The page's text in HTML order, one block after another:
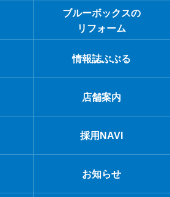
ブルーボックスの
リフォーム
情報誌ぶぶる
店舗案内
採用NAVI
お知らせ